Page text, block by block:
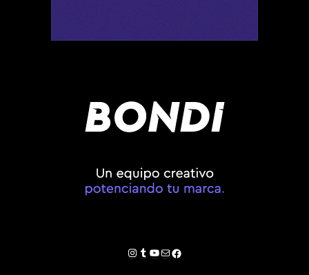
Instagram
Tumblr
YouTube
Correo electrónico
Facebook